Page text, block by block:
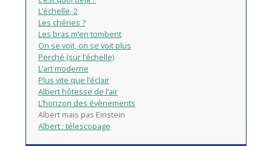
L’échelle, 2
Les chéries ?
Les bras m’en tombent
On se voit, on se voit plus
Perché (sur l’échelle)
L’art moderne
Plus vite que l’éclair
Albert hôtesse de l’air
L’horizon des évènements
Albert mais pas Einstein
Albert : télescopage